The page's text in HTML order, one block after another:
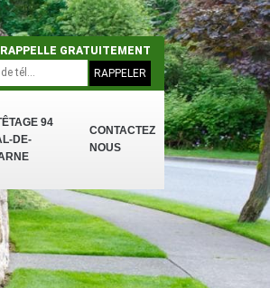
94
DE-
CONTACTEZ
NOUS
GRATUITEMENT